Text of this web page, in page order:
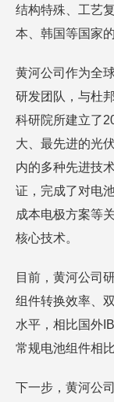
结构特殊、工艺
本、韩国等国家
黄河公司作为全
研发团队，与杜
科研院所建立了
大、最先进的光
内的多种先进技
证，完成了对电
成本电极方案等
核心技术。
目前，黄河公司
组件转换效率、
水平，相比国外
常规电池组件相
下一步，黄河公